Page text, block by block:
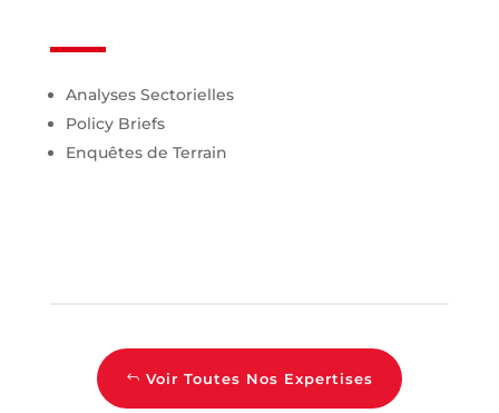
Analyses Sectorielles
Policy Briefs
Enquêtes de Terrain
Voir Toutes Nos Expertises